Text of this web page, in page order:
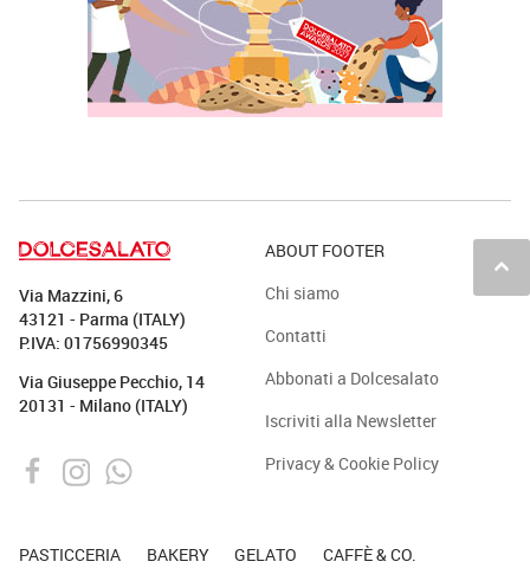
keyboard_arrow_up
Via Mazzini, 6
43121 - Parma (ITALY)
P.IVA: 01756990345
Via Giuseppe Pecchio, 14
20131 - Milano (ITALY)
ABOUT FOOTER
Chi siamo
Contatti
Abbonati a Dolcesalato
Iscriviti alla Newsletter
Privacy & Cookie Policy
PASTICCERIA BAKERY GELATO CAFFÈ & CO.